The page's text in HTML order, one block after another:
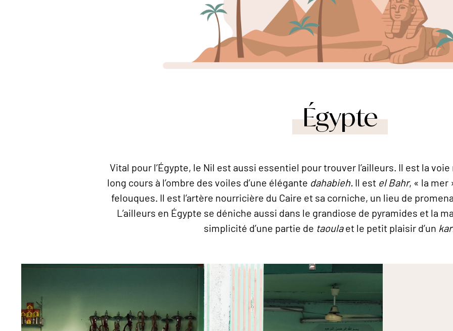
Égypte
Vital pour l’Égypte, le Nil est aussi essentiel pour trouver l’ailleurs. Il est la
long cours à l’ombre des voiles d’une élégante dahabieh.Il est el Bahr, « la mer
felouques. Il est l’artère nourricière du Caire et sa corniche, un lieu de
L’ailleurs en Égypte se déniche aussi dans le grandiose de pyramides et la
simplicité d’une partie de taoulaet le petit plaisir d’un